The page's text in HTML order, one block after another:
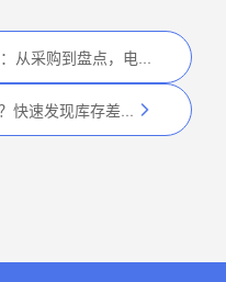
点，电商库存管理的核心环节
库存差异的分析技巧